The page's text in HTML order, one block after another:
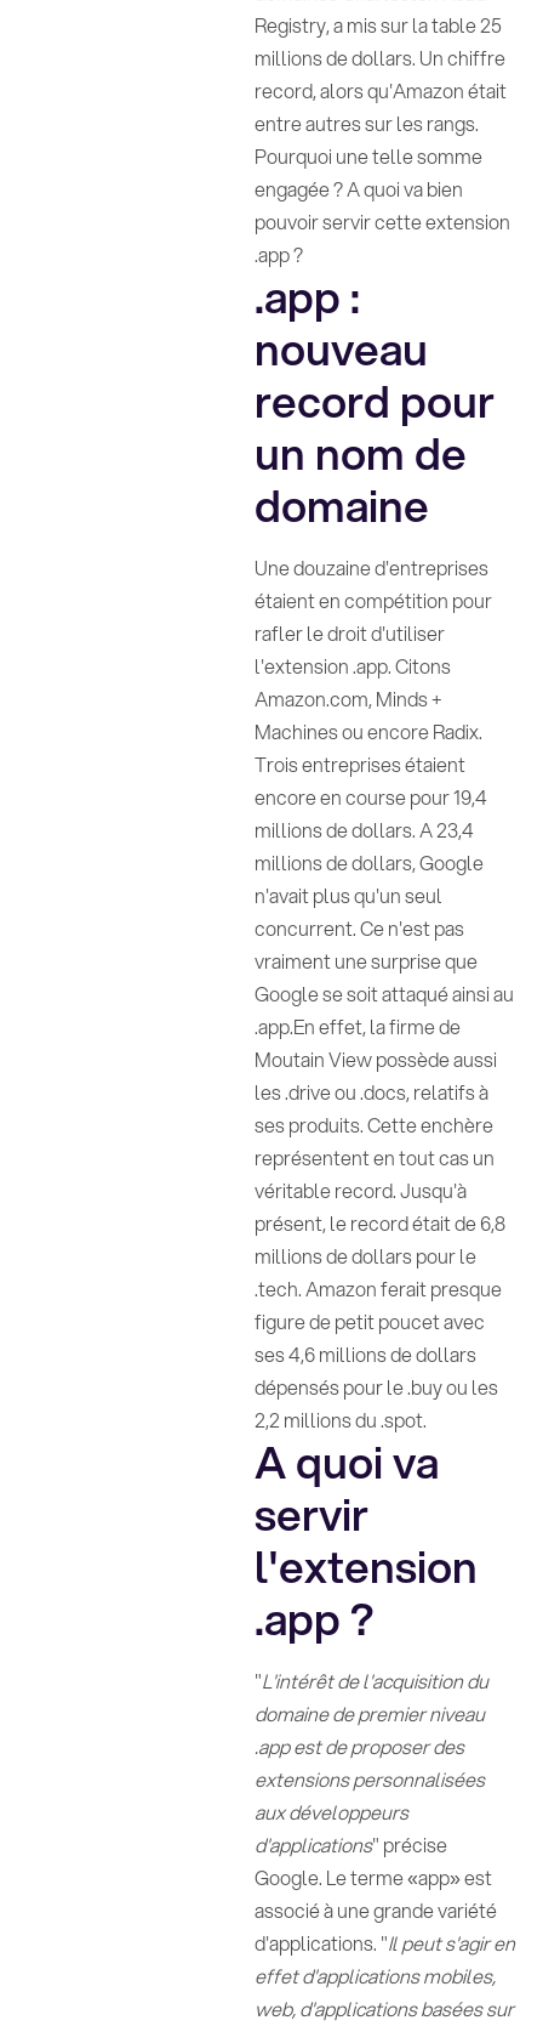
Registry, a mis sur la table 25
millions de dollars. Un chiffre
record, alors qu'Amazon était
entre autres sur les rangs.
Pourquoi une telle somme
engagée ? A quoi va bien
pouvoir servir cette extension
.app ?
.app :
nouveau
record pour
un nom de
domaine
Une douzaine d'entreprises
étaient en compétition pour
rafler le droit d'utiliser
l'extension .app. Citons
Amazon.com, Minds +
Machines ou encore Radix.
Trois entreprises étaient
encore en course pour 19,4
millions de dollars. A 23,4
millions de dollars, Google
n'avait plus qu'un seul
concurrent. Ce n'est pas
vraiment une surprise que
Google se soit attaqué ainsi au
.app.En effet, la firme de
Moutain View possède aussi
les .drive ou .docs, relatifs à
ses produits. Cette enchère
représentent en tout cas un
véritable record. Jusqu'à
présent, le record était de 6,8
millions de dollars pour le
.tech. Amazon ferait presque
figure de petit poucet avec
ses 4,6 millions de dollars
dépensés pour le .buy ou les
2,2 millions du .spot.
A quoi va
servir
l'extension
.app ?
"L'intérêt de l'acquisition du
domaine de premier niveau
.app est de proposer des
extensions personnalisées
aux développeurs
d'applications" précise
Google. Le terme «app» est
associé à une grande variété
d'applications. "Il peut s'agir en
effet d'applications mobiles,
web, d'applications basées sur